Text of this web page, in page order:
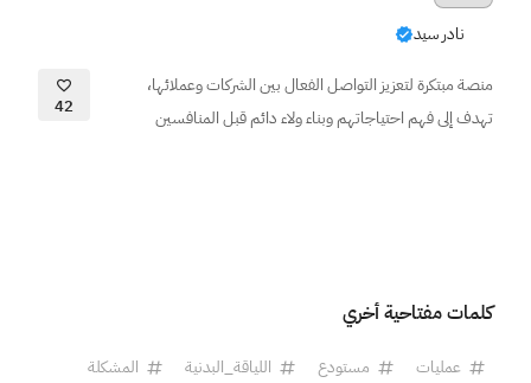
نادر سيد
منصة مبتكرة لتعزيز التواصل الفعال بين الشركات وعملائها،
تهدف إلى فهم احتياجاتهم وبناء ولاء دائم قبل المنافسين
42
كلمات مفتاحية أخري
عمليات مستودع اللياقة_البدنية
المشكلة